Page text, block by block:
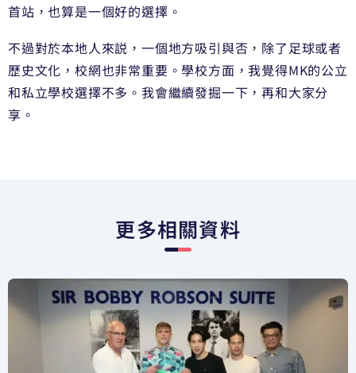
首站，也算是一個好的選擇。
不過對於本地人來説，一個地方吸引與否，除了足球或者
歷史文化，校網也非常重要。學校方面，我覺得MK的公立
和私立學校選擇不多。我會繼續發掘一下，再和大家分
享。
更多相關資料